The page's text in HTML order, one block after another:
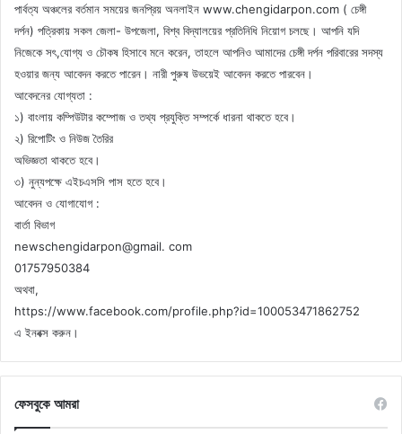
পার্বত্য অঞ্চলের বর্তমান সময়ের জনপ্রিয় অনলাইন www.chengidarpon.com ( চেঙ্গী
দর্পন) পত্রিকায় সকল জেলা- উপজেলা, বিশ্ব বিদ্যালয়ের প্রতিনিধি নিয়োগ চলছে। আপনি যদি
নিজেকে সৎ,যোগ্য ও চৌকষ হিসাবে মনে করেন, তাহলে আপনিও আমাদের চেঙ্গী দর্পন পরিবারের সদস্য
হওয়ার জন্য আবেদন করতে পারেন। নারী পুরুষ উভয়েই আবেদন করতে পারবেন।
আবেদনের যোগ্যতা :
১) বাংলায় কম্পিউটার কম্পোজ ও তথ্য প্রযুক্তি সম্পর্কে ধারনা থাকতে হবে।
২) রিপোটিং ও নিউজ তৈরির
অভিজ্ঞতা থাকতে হবে।
৩) নুন্যপক্ষে এইচএসসি পাস হতে হবে।
আবেদন ও যোগাযোগ :
বার্তা বিভাগ
newschengidarpon@gmail. com
01757950384
অথবা,
https://www.facebook.com/profile.php?id=100053471862752
এ ইনবক্স করুন।
ফেসবুকে আমরা